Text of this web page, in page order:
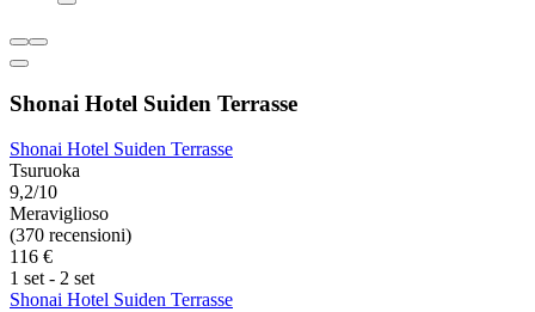
Shonai Hotel Suiden Terrasse
Shonai Hotel Suiden Terrasse
Tsuruoka
9,2/10
Meraviglioso
(370 recensioni)
116 €
1 set - 2 set
Shonai Hotel Suiden Terrasse